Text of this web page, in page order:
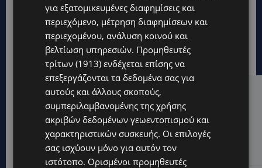
Hot this week
UPDATES
ΑΛΕΞΙΑ ΠΟΤΑΜΙΤΟΥ: Από την προσωπική απώλεια
στην κοινωνική προσφορά – Αναλαμβάνει το
χαρτοφυλάκιο Κοινωνικής Πρόνοιας στον ΔΗΣΥ
για εξατομικευμένες διαφημίσεις και
περιεχόμενο, μέτρηση διαφημίσεων και
περιεχομένου, ανάλυση κοινού και
βελτίωση υπηρεσιών. Προμηθευτές
τρίτων (1913) ενδέχεται επίσης να
επεξεργάζονται τα δεδομένα σας για
αυτούς και άλλους σκοπούς,
συμπεριλαμβανομένης της χρήσης
ακριβών δεδομένων γεωεντοπισμού και
χαρακτηριστικών συσκευής. Οι επιλογές
σας ισχύουν μόνο για αυτόν τον
ιστότοπο. Ορισμένοι προμηθευτές